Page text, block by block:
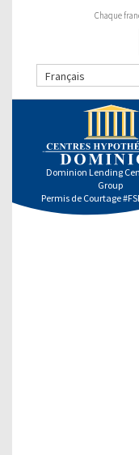
Chaque
Français
Dominion Lending
Group
Permis de Courtage